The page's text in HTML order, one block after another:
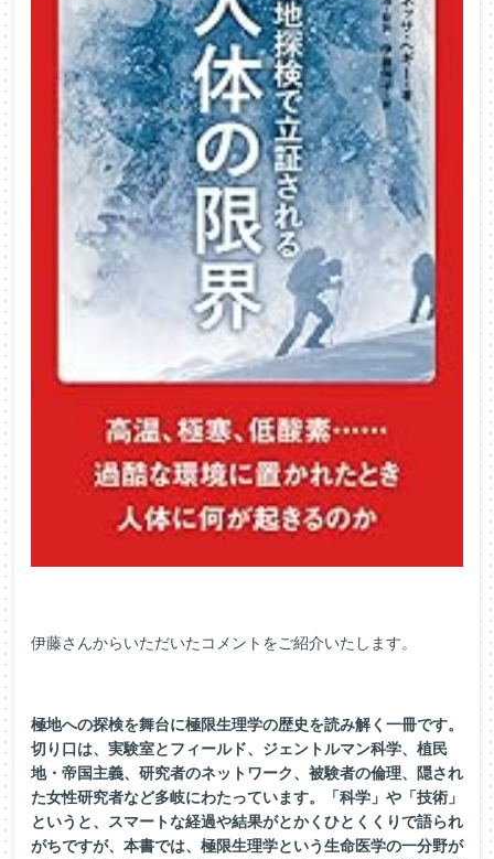
伊藤さんからいただいたコメントをご紹介いたします。
極地への探検を舞台に極限生理学の歴史を読み解く一冊です。
切り口は、実験室とフィールド、ジェントルマン科学、植民
地・ 帝国主義、研究者のネットワーク、被験者の倫理、 隠され
た女性研究者など多岐にわたっています。「科学」や「技術」
というと、
スマートな経過や結果がとかくひとくくりで語られ
がちですが、 本書では、 極限生理学という生命医学の一分野が